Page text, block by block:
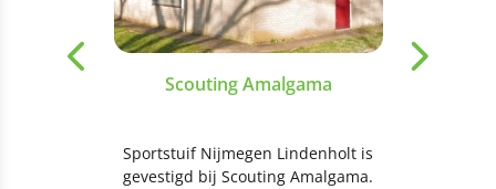
Scouting Amalgama
Sportstuif Nijmegen Lindenholt is
gevestigd bij Scouting Amalgama.